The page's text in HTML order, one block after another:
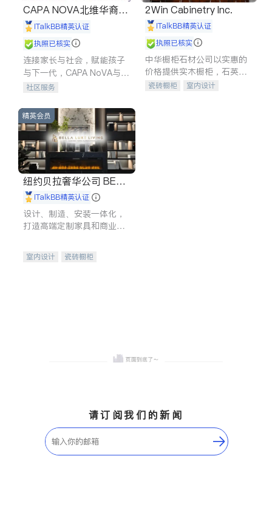
CAPA NOVA北维华裔家
长会iTalkBB精英认证
执照已核实
连接家长与社会，赋能孩子
与下一代，CAPA NoVA与您
携手建设包容、公平、充满
社区服务
2Win Cabinetry Inc.
iTalkBB精英认证
执照已核实
中华橱柜石材公司以实惠的
价格提供实木橱柜，石英石
台面，多种优质不锈钢水
瓷砖橱柜
室内设计
精英会员
纽约贝拉奢华公司 BELL
A LUXE
iTalkBB精英认证
设计、制造、安装一体化，
打造高端定制家具和商业空
室内设计
瓷砖橱柜
请订阅我们的新闻